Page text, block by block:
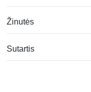
Žinutės
Sutartis